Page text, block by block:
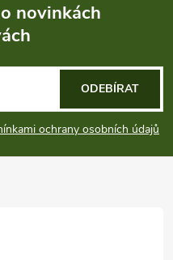
novinkách
ochrany osobních údajů
ODEBÍRAT